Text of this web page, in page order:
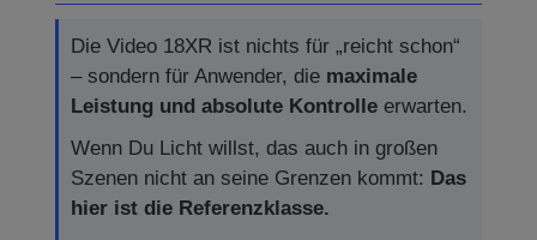
Die Video 18XR ist nichts für „reicht schon“
– sondern für Anwender, die maximale
Leistung und absolute Kontrolle erwarten.
Wenn Du Licht willst, das auch in großen
Szenen nicht an seine Grenzen kommt: Das
hier ist die Referenzklasse.